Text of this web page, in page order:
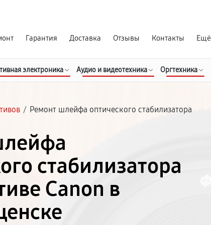
Гарантия Доставка Отзывы Контакты Ещё
электроника Аудио и видеотехника Оргтехника
/ Ремонт шлейфа оптического стабилизатора
стабилизатора
Canon в